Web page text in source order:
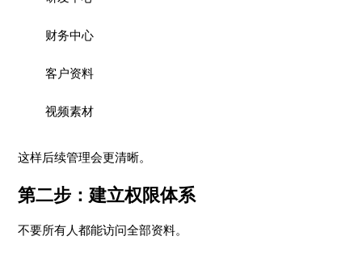
财务中心
客户资料
视频素材
这样后续管理会更清晰。
第二步：建立权限体系
不要所有人都能访问全部资料。